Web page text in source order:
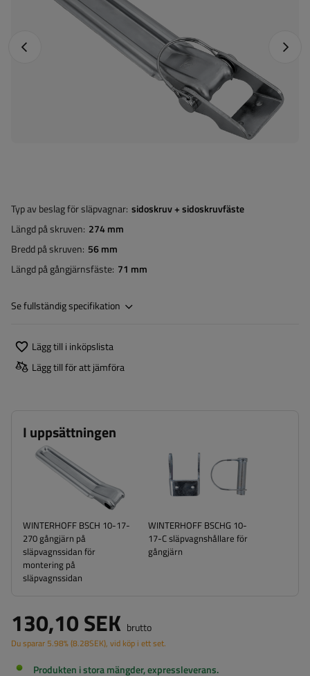
Föregående foto Nästa
Typ av beslag för släpvagnar sidoskruv + sidoskruvfäste
Längd på skruven 274 mm
Bredd på skruven 56 mm
Längd på gångjärnsfäste 71 mm
Se fullständig specifikation
Lägg till i inköpslista
Lägg till för att jämföra
I uppsättningen
WINTERHOFF BSCH 10-17-
270 gångjärn på
släpvagnssidan för
montering på
släpvagnssidan
WINTERHOFF BSCHG 10-
17-C släpvagnshållare för
gångjärn
130,10 SEK brutto
Du sparar 5.98%(8.28SEK), vid köp i ett set.
Produkten i stora mängder, expressleverans